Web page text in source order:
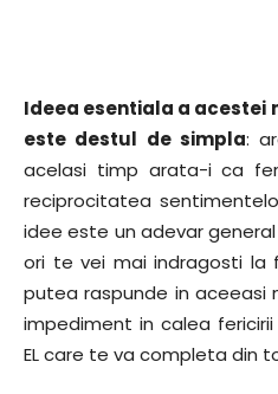
Ideea esentiala a
este destul de simpla:
acelasi timp arata-i ca
reciprocitatea
idee este un adevar
ori te vei mai indragosti
putea raspunde in aceeasi
impediment in calea
EL care te va completa din